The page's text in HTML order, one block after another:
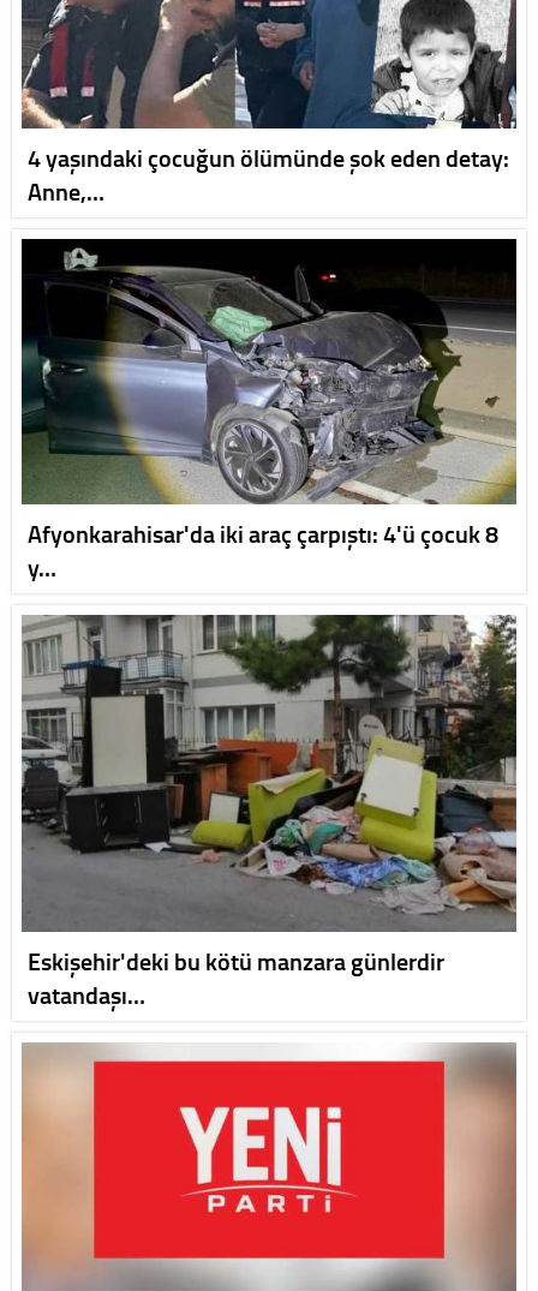
4 yaşındaki çocuğun ölümünde şok eden detay:
Anne,…
Afyonkarahisar'da iki araç çarpıştı: 4'ü çocuk 8
y…
Eskişehir'deki bu kötü manzara günlerdir
vatandaşı…